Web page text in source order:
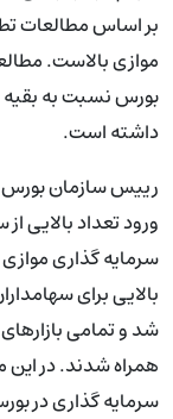
بر اساس مطالعات
بورس نسبت به بقیه
داشته است.
رییس سازمان بورس
ورود تعداد بالایی
سرمایه گذاری
بالایی برای
شد و تمامی
همراه شدند. در این
سرمایه گذاری در